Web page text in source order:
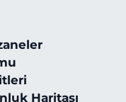
Haritası